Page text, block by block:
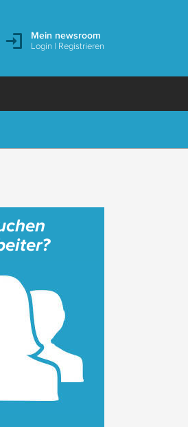
Mein newsroom
Login | Registrieren